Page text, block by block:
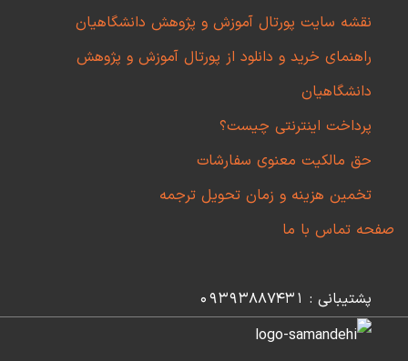
نقشه سایت پورتال آموزش و پژوهش دانشگاهیان
راهنمای خرید و دانلود از پورتال آموزش و پژوهش
دانشگاهیان
پرداخت اینترنتی چیست؟
حق مالکیت معنوی سفارشات
تخمین هزینه و زمان تحویل ترجمه
صفحه تماس با ما
پشتیبانی : 09393887431